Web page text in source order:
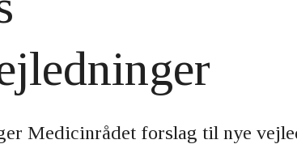
Medicinrådet forslag til nye